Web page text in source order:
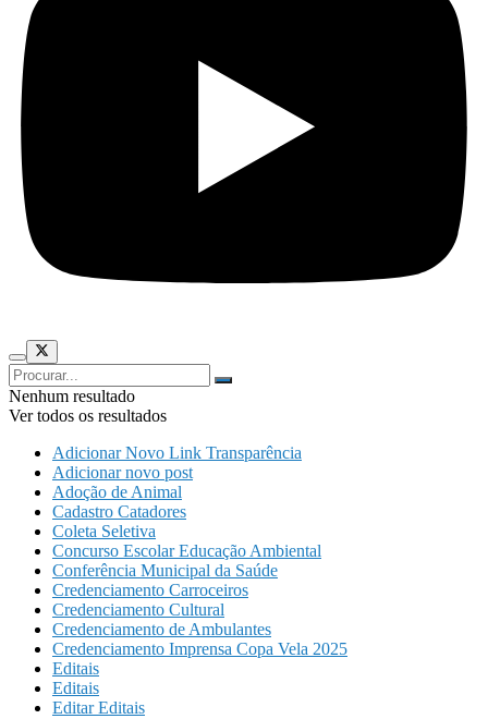
Nenhum resultado
Ver todos os resultados
Adicionar Novo Link Transparência
Adicionar novo post
Adoção de Animal
Cadastro Catadores
Coleta Seletiva
Concurso Escolar Educação Ambiental
Conferência Municipal da Saúde
Credenciamento Carroceiros
Credenciamento Cultural
Credenciamento de Ambulantes
Credenciamento Imprensa Copa Vela 2025
Editais
Editais
Editar Editais